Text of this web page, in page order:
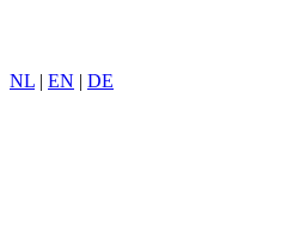
NL | EN | DE